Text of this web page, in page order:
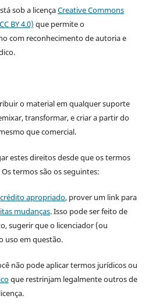
sob a licençaCreative Commons
BY 4.0) que permite o
com reconhecimento de autoria e
o material em qualquer suporte
transformar, e criar a partir do
que comercial.
estes direitos desde que os termos
termos são os seguintes:
crédito apropriado, prover um link para
mudanças. Isso pode ser feito de
sugerir que o licenciador (ou
uso em questão.
não pode aplicar termos jurídicos ou
que restrinjam legalmente outros de